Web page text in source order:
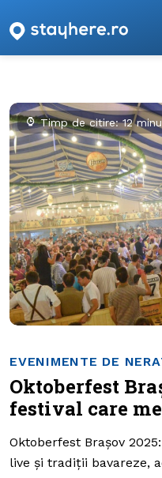
Timp de citire: 12
EVENIMENTE DE
Oktoberfest
festival care
Oktoberfest Brașov
live și tradiții bavareze,